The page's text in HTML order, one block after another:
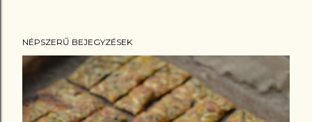
NÉPSZERŰ BEJEGYZÉSEK